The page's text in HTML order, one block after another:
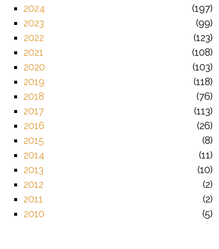
2024
197
2023
99
2022
123
2021
108
2020
103
2019
118
2018
76
2017
113
2016
26
2015
8
2014
11
2013
10
2012
2
2011
2
2010
5